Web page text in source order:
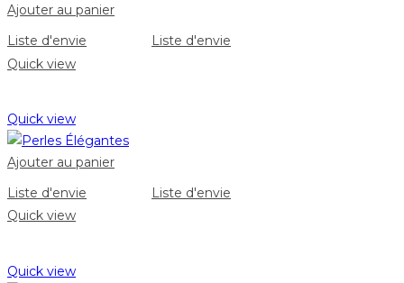
Ajouter au panier
Liste d'envie
Liste d'envie
Quick view
Quick view
Ajouter au panier
Liste d'envie
Liste d'envie
Quick view
Quick view